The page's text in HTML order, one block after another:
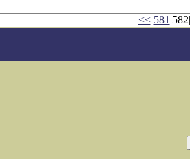
<< 581 |582|